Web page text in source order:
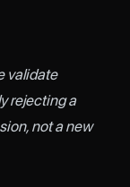
validate
rejecting a
not a new